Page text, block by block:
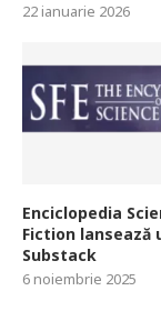
22 ianuarie 2026
Enciclopedia
Fiction lansează
Substack
6 noiembrie 2025